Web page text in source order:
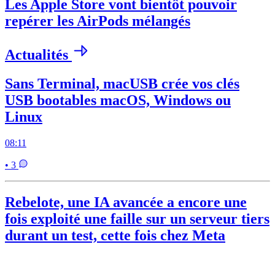
Les Apple Store vont bientôt pouvoir
repérer les AirPods mélangés
Actualités
Sans Terminal, macUSB crée vos clés
USB bootables macOS, Windows ou
Linux
08:11
• 3
Rebelote, une IA avancée a encore une
fois exploité une faille sur un serveur tiers
durant un test, cette fois chez Meta